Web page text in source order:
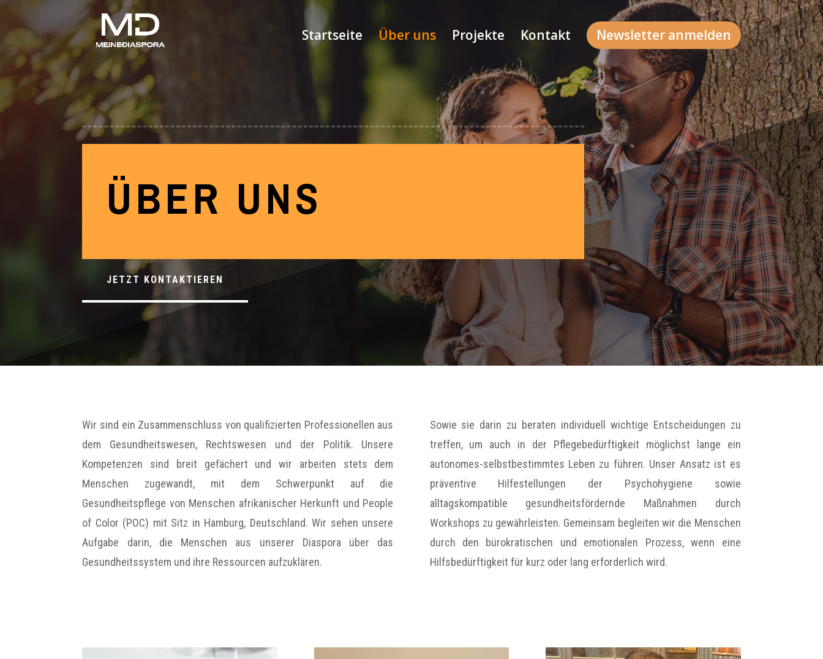
Startseite Über uns Projekte Kontakt Newsletter anmelden
ÜBER UNS
JETZT KONTAKTIEREN
Wir sind ein Zusammenschluss von qualifizierten Professionellen aus
dem Gesundheitswesen, Rechtswesen und der Politik. Unsere
Kompetenzen sind breit gefächert und wir arbeiten stets dem
Menschen zugewandt, mit dem Schwerpunkt auf die
Gesundheitspflege von Menschen afrikanischer Herkunft und People
of Color (POC) mit Sitz in Hamburg, Deutschland. Wir sehen unsere
Aufgabe darin, die Menschen aus unserer Diaspora über das
Gesundheitssystem und ihre Ressourcen aufzuklären.
Sowie sie darin zu beraten individuell wichtige Entscheidungen zu
treffen, um auch in der Pflegebedürftigkeit möglichst lange ein
autonomes-selbstbestimmtes Leben zu führen. Unser Ansatz ist es
präventive Hilfestellungen der Psychohygiene sowie
alltagskompatible gesundheitsfördernde Maßnahmen durch
Workshops zu gewährleisten. Gemeinsam begleiten wir die Menschen
durch den bürokratischen und emotionalen Prozess, wenn eine
Hilfsbedürftigkeit für kurz oder lang erforderlich wird.